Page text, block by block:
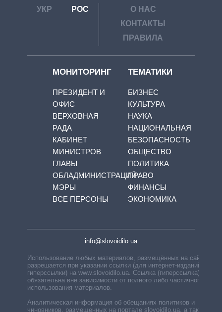
УКР РОС
О НАС
КОНТАКТЫ
ПРАВИЛА
МОНИТОРИНГ
ПРЕЗИДЕНТ И
ОФИС
ВЕРХОВНАЯ
РАДА
КАБИНЕТ
МИНИСТРОВ
ГЛАВЫ
ОБЛАДМИНИСТРАЦИЙ
МЭРЫ
ВСЕ ПЕРСОНЫ
ТЕМАТИКИ
БИЗНЕС
КУЛЬТУРА
НАУКА
НАЦИОНАЛЬНАЯ
БЕЗОПАСНОСТЬ
ОБЩЕСТВО
ПОЛИТИКА
ПРАВО
ФИНАНСЫ
ЭКОНОМИКА
info@slovoidilo.ua
Использование любых материалов, размещённых на сайте,
разрешается при указании ссылки (для интернет-изданий —
гиперссылки) на www.slovoidilo.ua. Ссылка (гиперссылка)
обязательна вне зависимости от полного либо частичного
использования материалов.
Аналитическая информация об обещаниях политиков и
чиновников, размещенных на портале slovoidilo.ua, а также